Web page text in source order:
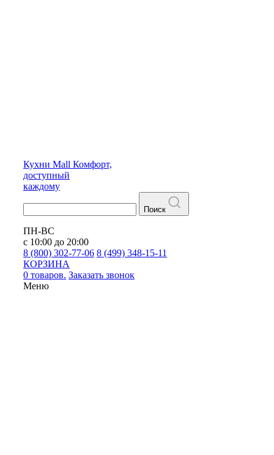
Кухни Mall Комфорт,
доступный
каждому
Поиск
ПН-ВС
с 10:00 до 20:00
8 (800) 302-77-06 8 (499) 348-15-11
КОРЗИНА
0 товаров. Заказать звонок
Меню